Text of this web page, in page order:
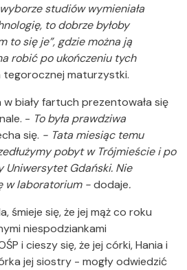
studiów wymieniała
to dobrze byłoby
to się je”, gdzie można ją
robić po ukończeniu tych
maturzystki.
biały fartuch prezentowała się
- To była prawdziwa
się. - Tata miesiąc temu
pobyt w Trójmieście i po
Uniwersytet Gdański. Nie
w laboratorium -dodaje.
śmieje się, że jej mąż co roku
niespodziankami
i cieszy się, że jej córki, Hania i
jej siostry - mogły odwiedzić